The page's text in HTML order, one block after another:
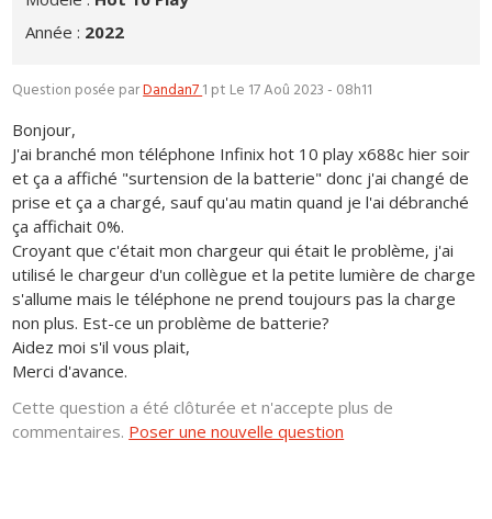
Année : 2022
Question posée parDandan71 pt Le 17 Aoû 2023 - 08h11
Bonjour,
J'ai branché mon téléphone Infinix hot 10 play x688c hier soir
et ça a affiché "surtension de la batterie" donc j'ai changé de
prise et ça a chargé, sauf qu'au matin quand je l'ai débranché
ça affichait 0%.
Croyant que c'était mon chargeur qui était le problème, j'ai
utilisé le chargeur d'un collègue et la petite lumière de charge
s'allume mais le téléphone ne prend toujours pas la charge
non plus. Est-ce un problème de batterie?
Aidez moi s'il vous plait,
Merci d'avance.
Cette question a été clôturée et n'accepte plus de
commentaires. Poser une nouvelle question